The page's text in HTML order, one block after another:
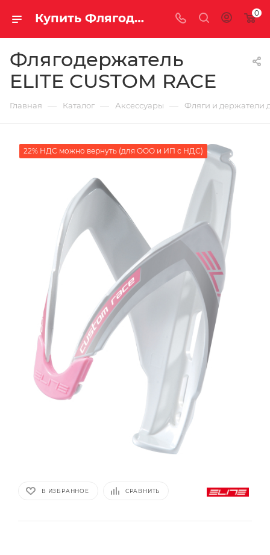
Купить Флягодержатель ELITE CUSTOM RACE за рублей, а со скидкой 0
Флягодержатель
ELITE CUSTOM RACE
Главная — Каталог — Аксессуары — Фляги и держатели
22% НДС можно вернуть (для ООО и ИП с НДС)
В ИЗБРАННОЕ СРАВНИТЬ